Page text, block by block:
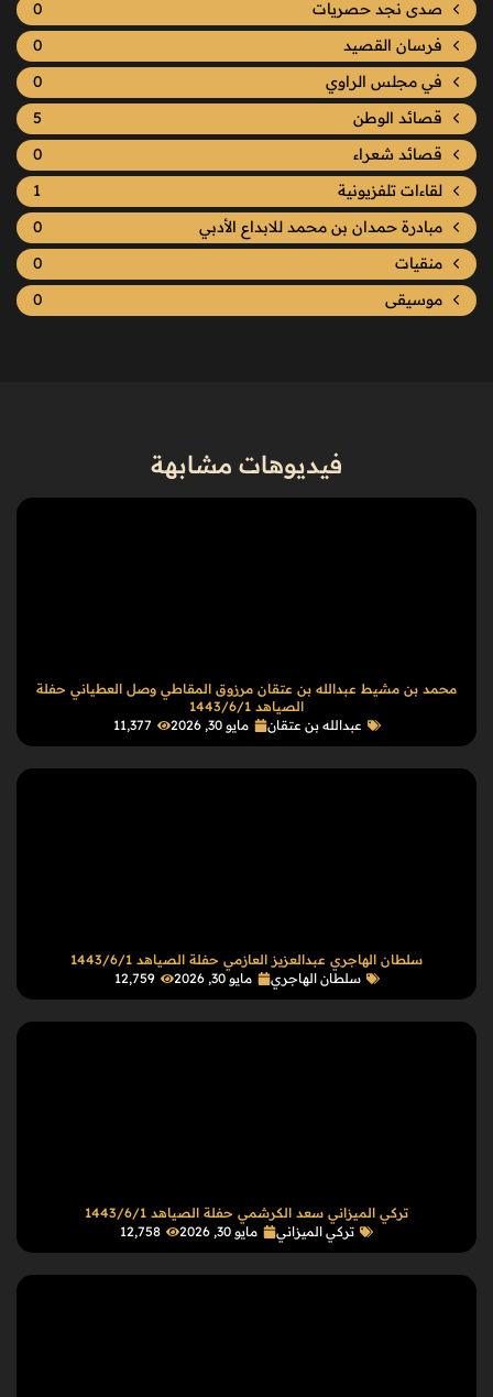
صدى نجد حصريات
0
فرسان القصيد
0
في مجلس الراوي
0
قصائد الوطن
5
قصائد شعراء
0
لقاءات تلفزيونية
1
مبادرة حمدان بن محمد للابداع الأدبي
0
منقيات
0
موسيقى
0
فيديوهات مشابهة
محمد بن مشيط عبدالله بن عتقان مرزوق المقاطي وصل العطياني حفلة
الصياهد 1443/6/1
عبدالله بن عتقان
مايو 30, 2026 11٬377
سلطان الهاجري عبدالعزيز العازمي حفلة الصياهد 1443/6/1
سلطان الهاجري
مايو 30, 2026 12٬759
تركي الميزاني سعد الكرشمي حفلة الصياهد 1443/6/1
تركي الميزاني
مايو 30, 2026 12٬758